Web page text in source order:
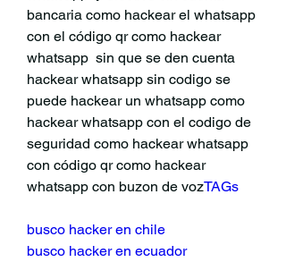
bancaria como hackear el whatsapp
con el código qr como hackear
whatsapp  sin que se den cuenta
hackear whatsapp sin codigo se
puede hackear un whatsapp como
hackear whatsapp con el codigo de
seguridad como hackear whatsapp
con código qr como hackear
whatsapp con buzon de vozTAGs
busco hacker en chile
busco hacker en ecuador